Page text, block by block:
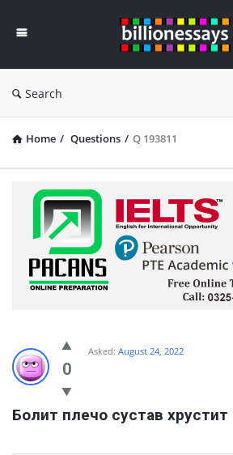
Essays
Search
Home / Questions / Q 193811
0
Asked: August 24, 2022
Болит плечо сустав хрустит